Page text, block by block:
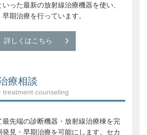
った最新の放射線治療機器を使い、
期治療を行っています。
詳しくはこちら
療相談
treatment counseling
先端の診断機器・放射線治療棟を完
見・早期治療を可能にします。セカ